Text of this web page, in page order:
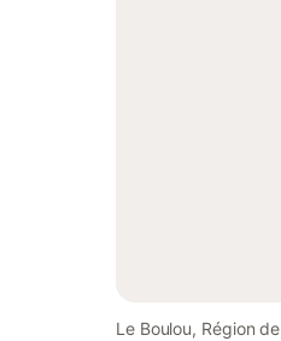
Le Boulou, Région